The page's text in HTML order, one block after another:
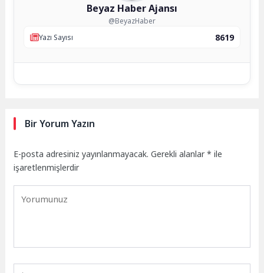
Beyaz Haber Ajansı
@BeyazHaber
Yazı Sayısı
8619
Bir Yorum Yazın
E-posta adresiniz yayınlanmayacak. Gerekli alanlar* ile
işaretlenmişlerdir